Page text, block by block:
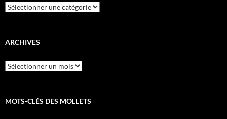
Catégories
ARCHIVES
Archives
MOTS-CLÉS DES MOLLETS